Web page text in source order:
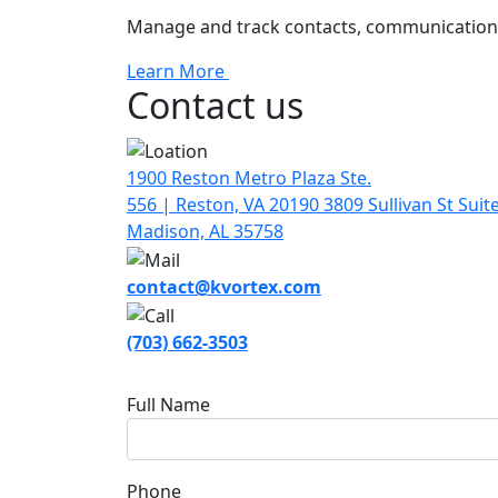
Manage and track contacts,
Learn More
Contact us
1900 Reston Metro Plaza Ste.
556 | Reston, VA 20190 3809 Sullivan St
Madison, AL 35758
contact@kvortex.com
(703) 662-3503
Full Name
Phone